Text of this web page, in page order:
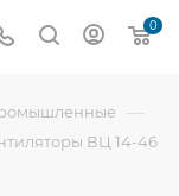
0
—
ВЦ 14-46